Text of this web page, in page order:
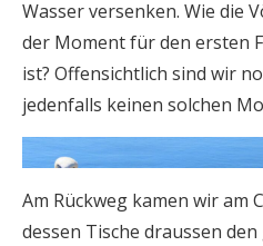
Wasser versenken. Wie die
der Moment für den ersten
ist? Offensichtlich sind wir
jedenfalls keinen solchen
Am Rückweg kamen wir am
dessen Tische draussen